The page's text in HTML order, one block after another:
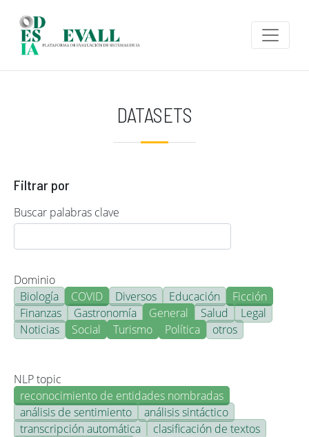
DATASETS
Filtrar por
Buscar palabras clave
Dominio
Biología
COVID Diversos Educación
Ficción
Finanzas
Gastronomía General Salud
Legal
Noticias
Social Turismo Política otros
NLP topic
reconocimiento de entidades nombradas
análisis de sentimiento
análisis sintáctico
transcripción automática
clasificación de textos